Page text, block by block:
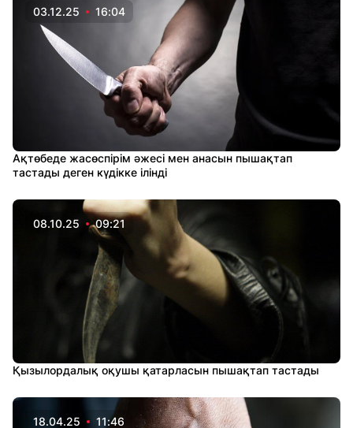
03.12.25 16:04
Ақтөбеде жасөспірім әжесі мен анасын пышақтап
тастады деген күдікке ілінді
08.10.25 09:21
Қызылордалық оқушы қатарласын пышақтап тастады
18.04.25 11:46